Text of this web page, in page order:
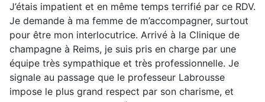
J’étais impatient et en même temps terrifié par ce RDV.
Je demande à ma femme de m’accompagner, surtout
pour être mon interlocutrice. Arrivé à la Clinique de
champagne à Reims, je suis pris en charge par une
équipe très sympathique et très professionnelle. Je
signale au passage que le professeur Labrousse
impose le plus grand respect par son charisme, et